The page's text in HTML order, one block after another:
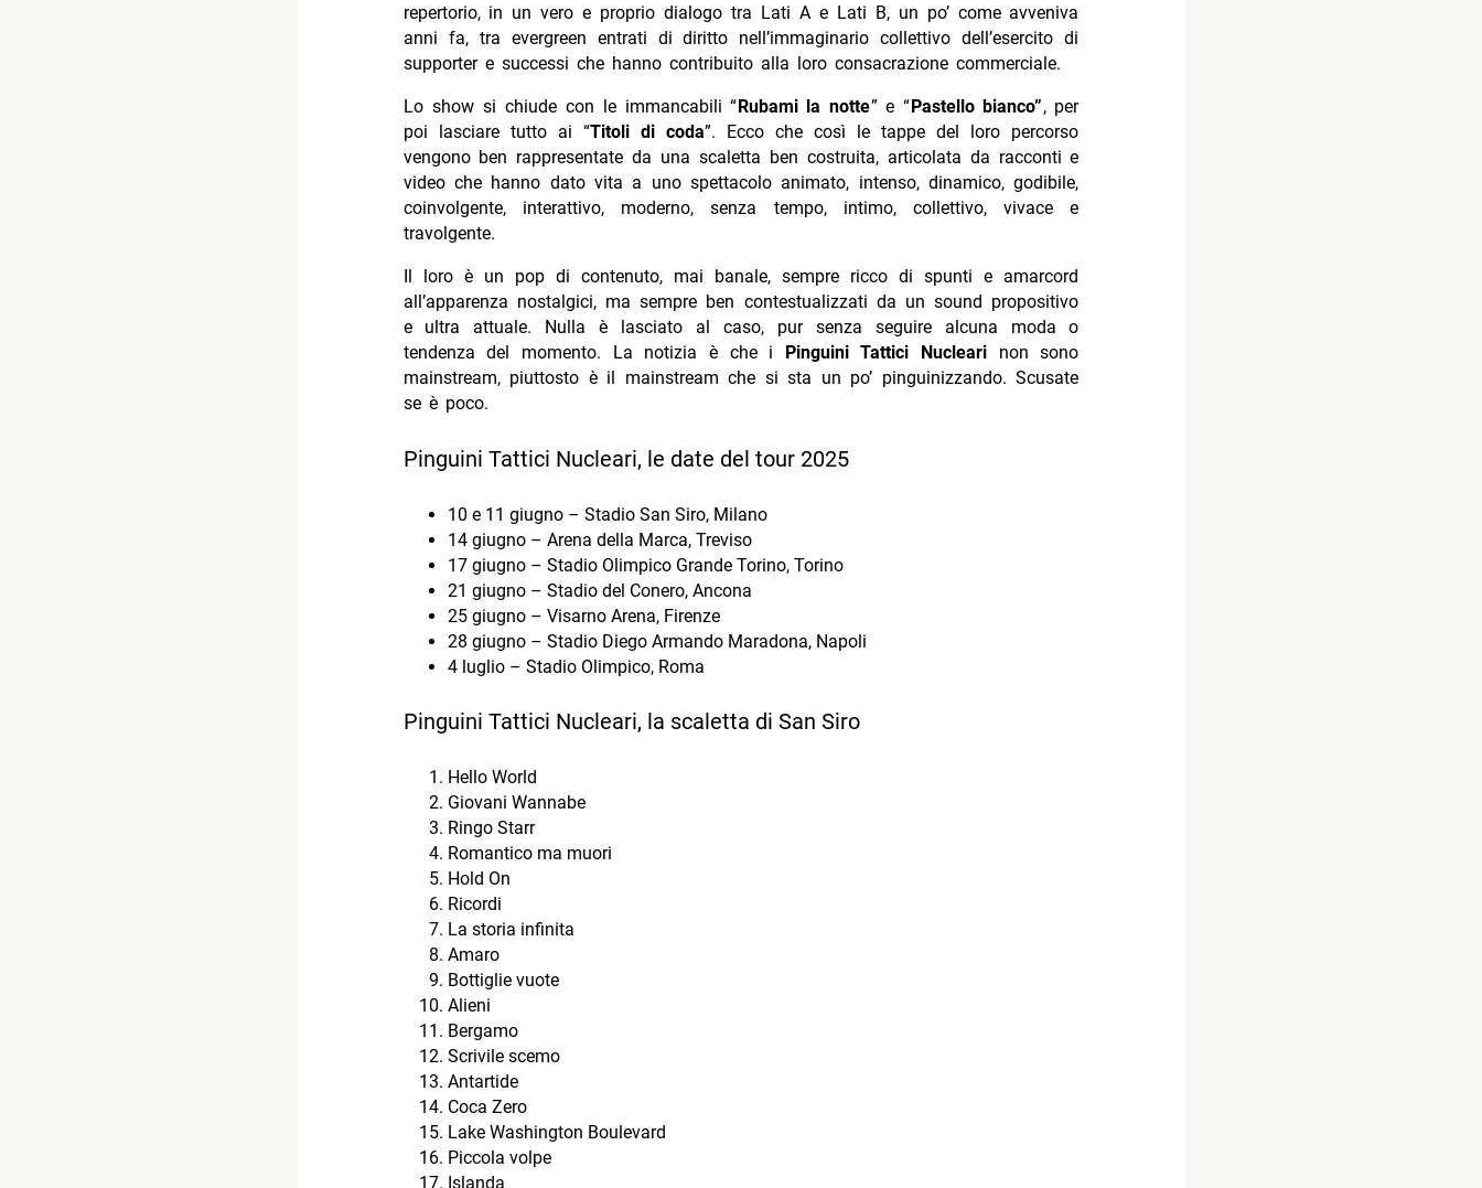
repertorio, in un vero e proprio dialogo tra Lati A e Lati B, un po’ come avveniva
anni fa, tra evergreen entrati di diritto nell’immaginario collettivo dell’esercito di
supporter e successi che hanno contribuito alla loro consacrazione commerciale.
Lo show si chiude con le immancabili “ Rubami la notte” e “ Pastello bianco”, per
poi lasciare tutto ai “Titoli di coda”. Ecco che così le tappe del loro percorso
vengono ben rappresentate da una scaletta ben costruita, articolata da racconti e
video che hanno dato vita a uno spettacolo animato, intenso, dinamico, godibile,
coinvolgente, interattivo, moderno, senza tempo, intimo, collettivo, vivace e
travolgente.
Il loro è un pop di contenuto, mai banale, sempre ricco di spunti e amarcord
all’apparenza nostalgici, ma sempre ben contestualizzati da un sound propositivo
e ultra attuale. Nulla è lasciato al caso, pur senza seguire alcuna moda o
tendenza del momento. La notizia è che i
Pinguini Tattici Nucleari non sono
mainstream, piuttosto è il mainstream che si sta un po’ pinguinizzando. Scusate
se è poco.
Pinguini Tattici Nucleari, le date del tour 2025
10 e 11 giugno – Stadio San Siro, Milano
14 giugno – Arena della Marca, Treviso
17 giugno – Stadio Olimpico Grande Torino, Torino
21 giugno – Stadio del Conero, Ancona
25 giugno – Visarno Arena, Firenze
28 giugno – Stadio Diego Armando Maradona, Napoli
4 luglio – Stadio Olimpico, Roma
Pinguini Tattici Nucleari, la scaletta di San Siro
Hello World
Giovani Wannabe
Ringo Starr
Romantico ma muori
Hold On
Ricordi
La storia infinita
Amaro
Bottiglie vuote
Alieni
Bergamo
Scrivile scemo
Antartide
Coca Zero
Lake Washington Boulevard
Piccola volpe
Islanda